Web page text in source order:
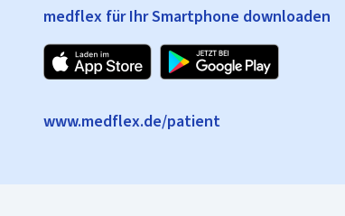
medflex für Ihr Smartphone downloaden
www.medflex.de/patient